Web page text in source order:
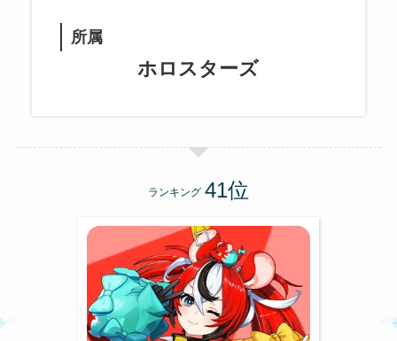
所属
ホロスターズ
ランキング